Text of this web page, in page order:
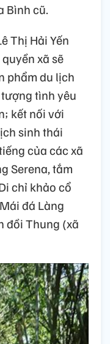
Bình cũ.
Thị Hải Yến
xã sẽ
phẩm du lịch
tình yêu
kết nối với
sinh thái
của các xã
Serena, tắm
chỉ khảo cổ
đá Làng
đồi Thung (xã